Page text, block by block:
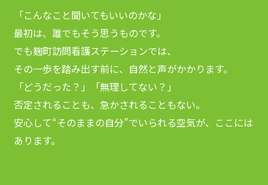
「こんなこと聞いてもいいのかな」
最初は、誰でもそう思うものです。
でも麹町訪問看護ステーションでは、
その一歩を踏み出す前に、自然と声がかかります。
「どうだった？」「無理してない？」
否定されることも、急かされることもない。
安心して“そのままの自分”でいられる空気が、ここには
あります。